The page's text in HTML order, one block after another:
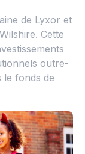
de Lyxor et
Cette
outre-
le fonds de